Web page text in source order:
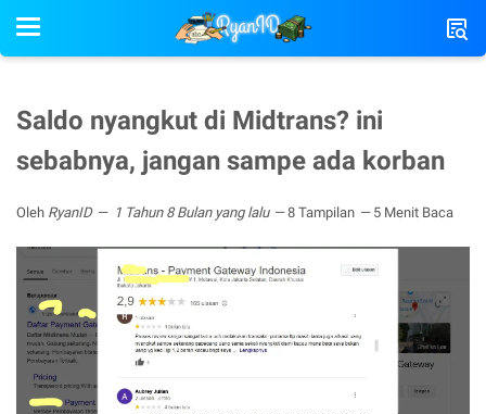
Saldo nyangkut di Midtrans? ini
sebabnya, jangan sampe ada korban
Oleh RyanID 1 Tahun 8 Bulan yang lalu 8 Tampilan 5 Menit Baca